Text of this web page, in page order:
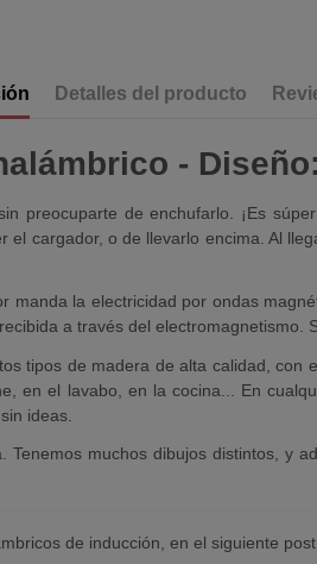
Detalles del producto
-
preocuparte de enchufarlo. ¡Es
cargador, o de llevarlo encima. Al
la electricidad por ondas
a través del electromagnetismo.
tipos de madera de alta calidad,
en el lavabo, en la cocina... En
ideas.
muchos dibujos distintos, y
de inducción, en el siguiente